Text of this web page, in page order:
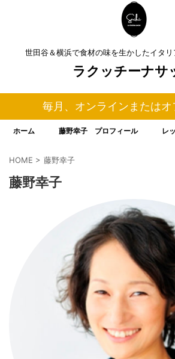
世田谷＆横浜で食材の味を生かしたイタ
ラクッチーナサ
毎月、オンラインまたはオフ
ホーム 藤野幸子 プロフィール レ
HOME > 藤野幸子
藤野幸子